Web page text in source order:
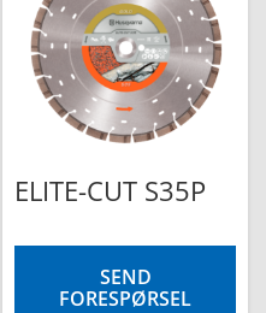
ELITE-CUT S35P
SEND
FORESPØRSEL